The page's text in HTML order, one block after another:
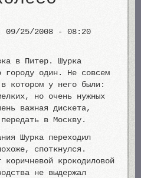
09/25/2008 - 08:20
в Питер. Шурка
городу один. Не совсем
котором у него были:
но очень нужных
важная дискета,
в Москву.
Шурка переходил
споткнулся.
коричневой крокодиловой
не выдержал